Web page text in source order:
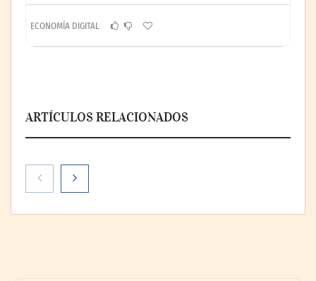
ECONOMÍA DIGITAL
ARTÍCULOS RELACIONADOS